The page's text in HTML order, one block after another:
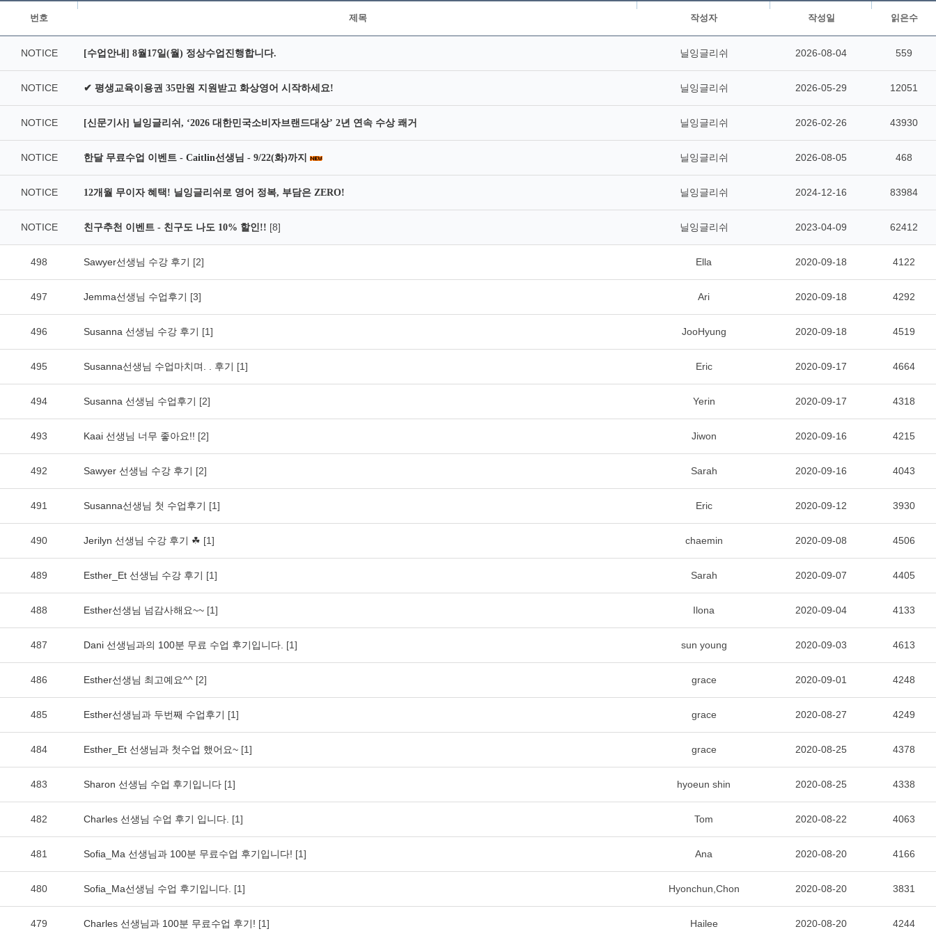
번호 제목 작성자 작성일 읽은수
NOTICE [수업안내] 8월17일(월) 정상수업진행합니다. 닐잉글리쉬 2026-08-04 559
NOTICE ✔ 평생교육이용권 35만원 지원받고 화상영어 시작하세요! 닐잉글리쉬 2026-05-29 12051
NOTICE [신문기사] 닐잉글리쉬, ‘2026 대한민국소비자브랜드대상’ 2년 연속 수상 쾌거 닐잉글리쉬 2026-02-26 43930
NOTICE 한달 무료수업 이벤트 - Caitlin선생님 - 9/22(화)까지 닐잉글리쉬 2026-08-05 468
NOTICE 12개월 무이자 혜택! 닐잉글리쉬로 영어 정복, 부담은 ZERO! 닐잉글리쉬 2024-12-16 83984
NOTICE 친구추천 이벤트 - 친구도 나도 10% 할인!! [8] 닐잉글리쉬 2023-04-09 62412
498 Sawyer선생님 수강 후기 [2] Ella 2020-09-18 4122
497 Jemma선생님 수업후기 [3] Ari 2020-09-18 4292
496 Susanna 선생님 수강 후기 [1] JooHyung 2020-09-18 4519
495 Susanna선생님 수업마치며. . 후기 [1] Eric 2020-09-17 4664
494 Susanna 선생님 수업후기 [2] Yerin 2020-09-17 4318
493 Kaai 선생님 너무 좋아요!! [2] Jiwon 2020-09-16 4215
492 Sawyer 선생님 수강 후기 [2] Sarah 2020-09-16 4043
491 Susanna선생님 첫 수업후기 [1] Eric 2020-09-12 3930
490 Jerilyn 선생님 수강 후기 ☘ [1] chaemin 2020-09-08 4506
489 Esther_Et 선생님 수강 후기 [1] Sarah 2020-09-07 4405
488 Esther선생님 넘감사해요~~ [1] Ilona 2020-09-04 4133
487 Dani 선생님과의 100분 무료 수업 후기입니다. [1] sun young 2020-09-03 4613
486 Esther선생님 최고예요^^ [2] grace 2020-09-01 4248
485 Esther선생님과 두번째 수업후기 [1] grace 2020-08-27 4249
484 Esther_Et 선생님과 첫수업 했어요~ [1] grace 2020-08-25 4378
483 Sharon 선생님 수업 후기입니다 [1] hyoeun shin 2020-08-25 4338
482 Charles 선생님 수업 후기 입니다. [1] Tom 2020-08-22 4063
481 Sofia_Ma 선생님과 100분 무료수업 후기입니다! [1] Ana 2020-08-20 4166
480 Sofia_Ma선생님 수업 후기입니다. [1] Hyonchun,Chon 2020-08-20 3831
479 Charles 선생님과 100분 무료수업 후기! [1] Hailee 2020-08-20 4244